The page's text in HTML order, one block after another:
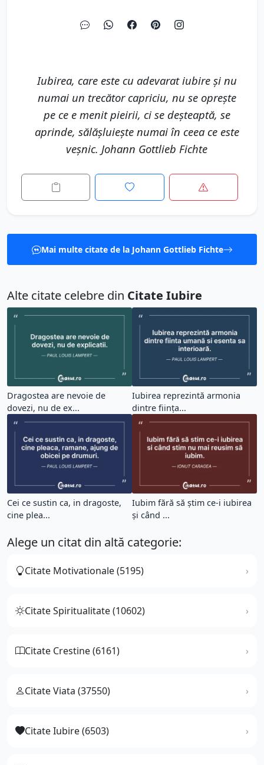
Iubirea, care este cu adevarat iubire și nu
numai un trecător capriciu, nu se oprește
pe ce e menit pieirii, ci se deșteaptă, se
aprinde, sălășluiește numai în ceea ce este
veșnic. Johann Gottlieb Fichte
Mai multe citate de la Johann Gottlieb Fichte
Alte citate celebre din Citate Iubire
Dragostea are nevoie de
dovezi, nu de ex...
Iubirea reprezintă armonia
dintre ființa...
Cei ce sustin ca, in dragoste,
cine plea...
Iubim fără să știm ce-i iubirea
și când ...
Alege un citat din altă categorie:
Citate Motivationale (5195)
Citate Spiritualitate (10602)
Citate Crestine (6161)
Citate Viata (37550)
Citate Iubire (6503)